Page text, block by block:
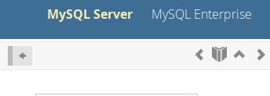
MySQL Server MySQL Enterprise